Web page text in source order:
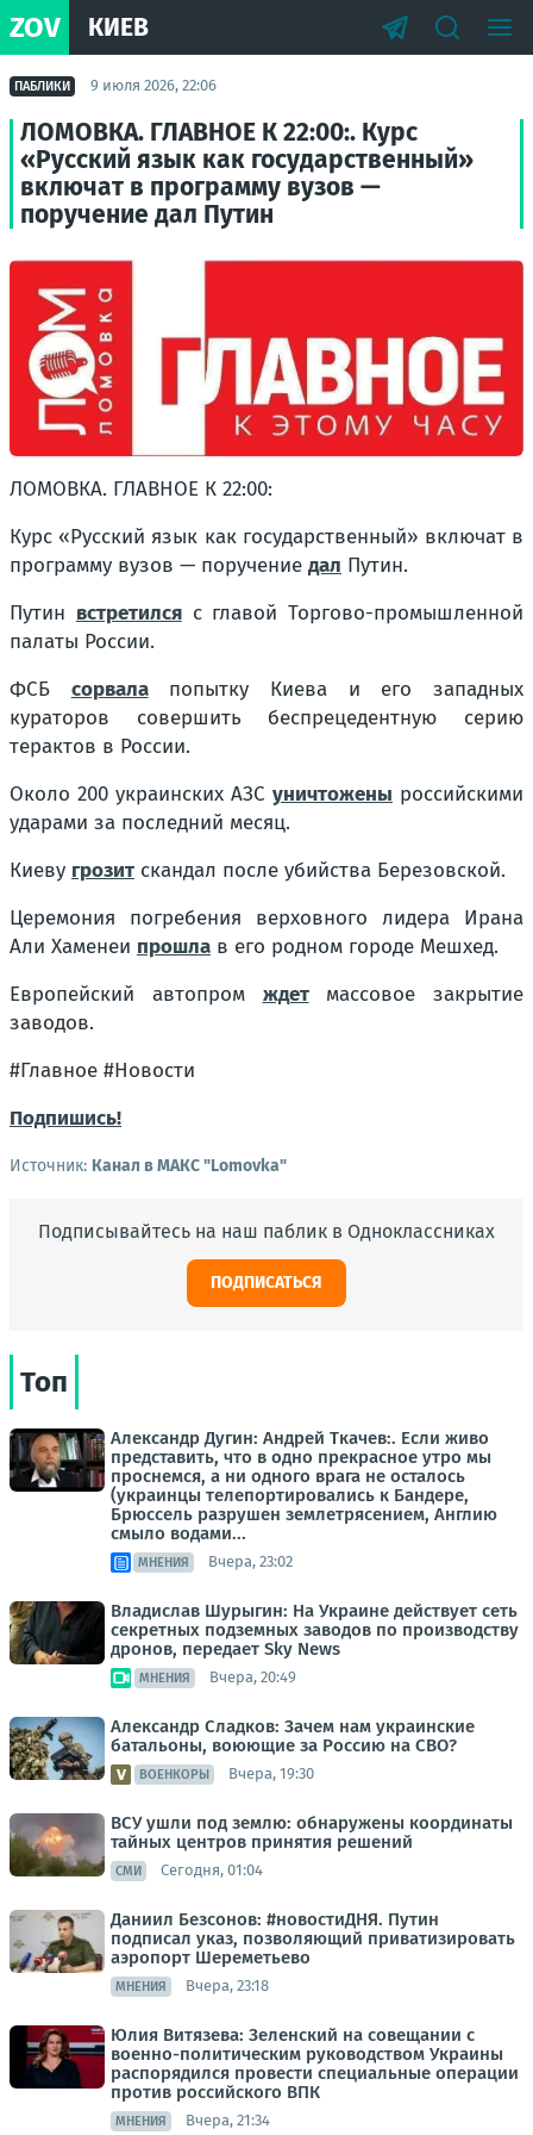
ZOV КИЕВ
ПАБЛИКИ 9 июля 2026, 22:06
ЛОМОВКА. ГЛАВНОЕ К 22:00:. Курс
«Русский язык как государственный»
включат в программу вузов —
поручение дал Путин
ЛОМОВКА. ГЛАВНОЕ К 22:00:
Курс «Русский язык как государственный» включат в
программу вузов — поручение дал Путин.
Путин встретилсяс главой Торгово-промышленной
палаты России.
ФСБ сорвалапопытку Киева и его западных
кураторов совершить беспрецедентную серию
терактов в России.
Около 200 украинских АЗС уничтожены российскими
ударами за последний месяц.
Киеву грозит скандал после убийства Березовской.
Церемония погребения верховного лидера Ирана
Али Хаменеи прошла в его родном городе Мешхед.
Европейский автопром ждетмассовое закрытие
заводов.
#Главное #Новости
Подпишись!
Источник: Канал в МАКС "Lomovka"
Подписывайтесь на наш паблик в Одноклассниках
ПОДПИСАТЬСЯ
Топ
Александр Дугин: Андрей Ткачев:. Если живо
представить, что в одно прекрасное утро мы
проснемся, а ни одного врага не осталось
(украинцы телепортировались к Бандере,
Брюссель разрушен землетрясением, Англию
смыло водами...
МНЕНИЯ Вчера, 23:02
Владислав Шурыгин: На Украине действует сеть
секретных подземных заводов по производству
дронов, передает Sky News
МНЕНИЯ Вчера, 20:49
Александр Сладков: Зачем нам украинские
батальоны, воюющие за Россию на СВО?
ВОЕНКОРЫ Вчера, 19:30
ВСУ ушли под землю: обнаружены координаты
тайных центров принятия решений
СМИ Сегодня, 01:04
Даниил Безсонов: #новостиДНЯ. Путин
подписал указ, позволяющий приватизировать
аэропорт Шереметьево
МНЕНИЯ Вчера, 23:18
Юлия Витязева: Зеленский на совещании с
военно-политическим руководством Украины
распорядился провести специальные операции
против российского ВПК
МНЕНИЯ Вчера, 21:34